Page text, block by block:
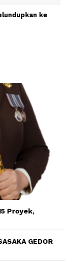
ke
Proyek,
GEDOR